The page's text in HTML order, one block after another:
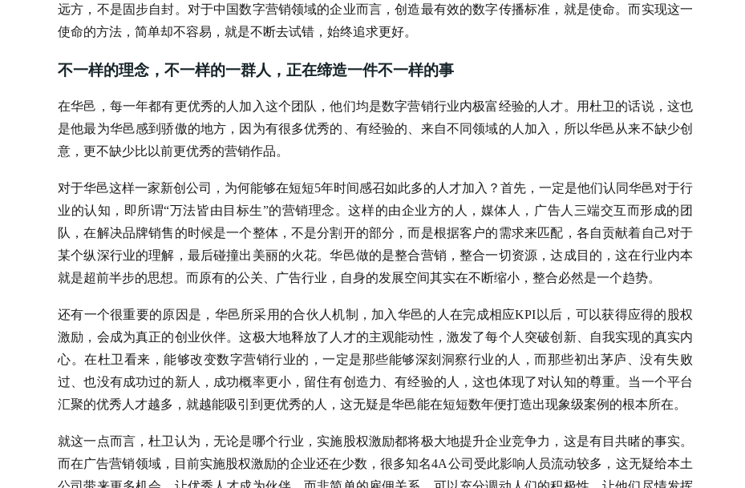
远方，不是固步自封。对于中国数字营销领域的企业而言，创造最有效的数字传播标准，就是使命。而实现这一
使命的方法，简单却不容易，就是不断去试错，始终追求更好。
不一样的理念，不一样的一群人，正在缔造一件不一样的事
在华邑，每一年都有更优秀的人加入这个团队，他们均是数字营销行业内极富经验的人才。用杜卫的话说，这也
是他最为华邑感到骄傲的地方，因为有很多优秀的、有经验的、来自不同领域的人加入，所以华邑从来不缺少创
意，更不缺少比以前更优秀的营销作品。
对于华邑这样一家新创公司，为何能够在短短5年时间感召如此多的人才加入？首先，一定是他们认同华邑对于行
业的认知，即所谓“万法皆由目标生”的营销理念。这样的由企业方的人，媒体人，广告人三端交互而形成的团
队，在解决品牌销售的时候是一个整体，不是分割开的部分，而是根据客户的需求来匹配，各自贡献着自己对于
某个纵深行业的理解，最后碰撞出美丽的火花。华邑做的是整合营销，整合一切资源，达成目的，这在行业内本
就是超前半步的思想。而原有的公关、广告行业，自身的发展空间其实在不断缩小，整合必然是一个趋势。
还有一个很重要的原因是，华邑所采用的合伙人机制，加入华邑的人在完成相应KPI以后，可以获得应得的股权
激励，会成为真正的创业伙伴。这极大地释放了人才的主观能动性，激发了每个人突破创新、自我实现的真实内
心。在杜卫看来，能够改变数字营销行业的，一定是那些能够深刻洞察行业的人，而那些初出茅庐、没有失败
过、也没有成功过的新人，成功概率更小，留住有创造力、有经验的人，这也体现了对认知的尊重。当一个平台
汇聚的优秀人才越多，就越能吸引到更优秀的人，这无疑是华邑能在短短数年便打造出现象级案例的根本所在。
就这一点而言，杜卫认为，无论是哪个行业，实施股权激励都将极大地提升企业竞争力，这是有目共睹的事实。
而在广告营销领域，目前实施股权激励的企业还在少数，很多知名4A公司受此影响人员流动较多，这无疑给本土